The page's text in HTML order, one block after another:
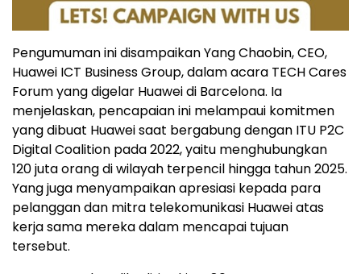
Pengumuman ini disampaikan Yang Chaobin, CEO,
Huawei ICT Business Group, dalam acara TECH Cares
Forum yang digelar Huawei di Barcelona. Ia
menjelaskan, pencapaian ini melampaui komitmen
yang dibuat Huawei saat bergabung dengan ITU P2C
Digital Coalition pada 2022, yaitu menghubungkan
120 juta orang di wilayah terpencil hingga tahun 2025.
Yang juga menyampaikan apresiasi kepada para
pelanggan dan mitra telekomunikasi Huawei atas
kerja sama mereka dalam mencapai tujuan
tersebut.